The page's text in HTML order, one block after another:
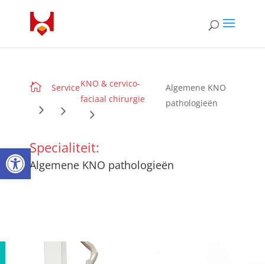
Open toolbar
 ServiceKNO & cervico-
faciaal chirurgie
Algemene KNO
pathologieën
Specialiteit:
Algemene KNO pathologieën